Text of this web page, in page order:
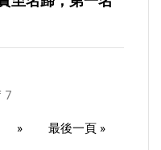
7
» 最後一頁 »